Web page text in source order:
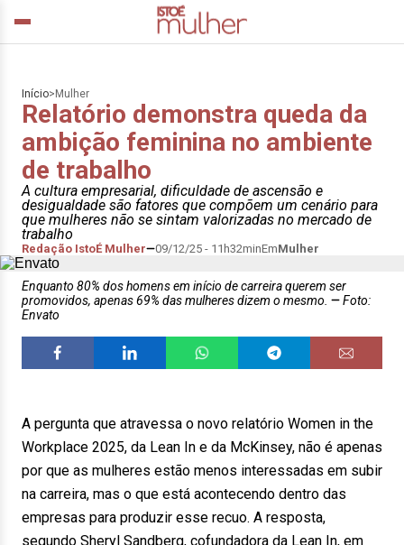
Início> Mulher
Relatório demonstra queda da
ambição feminina no ambiente
de trabalho
A cultura empresarial, dificuldade de ascensão e
desigualdade são fatores que compõem um cenário para
que mulheres não se sintam valorizadas no mercado de
trabalho
Redação IstoÉ Mulher 09/12/25 - 11h32minEmMulher
Enquanto 80% dos homens em início de carreira querem ser
promovidos, apenas 69% das mulheres dizem o mesmo.
Foto:
Envato
A pergunta que atravessa o novo relatório Women in the
Workplace 2025, da Lean In e da McKinsey, não é apenas
por que as mulheres estão menos interessadas em subir
na carreira, mas o que está acontecendo dentro das
empresas para produzir esse recuo. A resposta,
segundo Sheryl Sandberg, cofundadora da Lean In, em